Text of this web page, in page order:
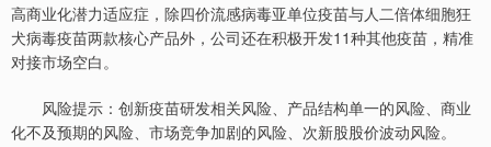
高商业化潜力适应症，除四价流感病毒亚单位疫苗与人二倍体细胞狂
犬病毒疫苗两款核心产品外，公司还在积极开发11种其他疫苗，精准
对接市场空白。
风险提示：创新疫苗研发相关风险、产品结构单一的风险、商业
化不及预期的风险、市场竞争加剧的风险、次新股股价波动风险。